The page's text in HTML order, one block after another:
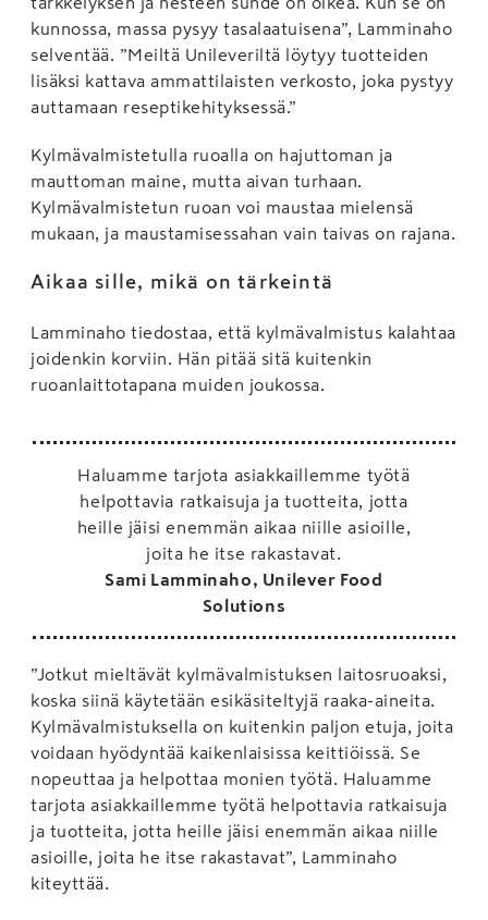
kunnossa, massa pysyy tasalaatuisena”, Lamminaho
selventää. ”Meiltä Unileveriltä löytyy tuotteiden
lisäksi kattava ammattilaisten verkosto, joka pystyy
auttamaan reseptikehityksessä.”
Kylmävalmistetulla ruoalla on hajuttoman ja
mauttoman maine, mutta aivan turhaan.
Kylmävalmistetun ruoan voi maustaa mielensä
mukaan, ja maustamisessahan vain taivas on rajana.
Aikaa sille, mikä on tärkeintä
Lamminaho tiedostaa, että kylmävalmistus kalahtaa
joidenkin korviin. Hän pitää sitä kuitenkin
ruoanlaittotapana muiden joukossa.
Haluamme tarjota asiakkaillemme työtä
helpottavia ratkaisuja ja tuotteita, jotta
heille jäisi enemmän aikaa niille asioille,
joita he itse rakastavat.
Sami Lamminaho, Unilever Food
Solutions
”Jotkut mieltävät kylmävalmistuksen laitosruoaksi,
koska siinä käytetään esikäsiteltyjä raaka-aineita.
Kylmävalmistuksella on kuitenkin paljon etuja, joita
voidaan hyödyntää kaikenlaisissa keittiöissä. Se
nopeuttaa ja helpottaa monien työtä. Haluamme
tarjota asiakkaillemme työtä helpottavia ratkaisuja
ja tuotteita, jotta heille jäisi enemmän aikaa niille
asioille, joita he itse rakastavat”, Lamminaho
kiteyttää.